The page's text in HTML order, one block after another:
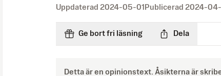
Uppdaterad 2024-05-01 Publicerad 2024-
Ge bort fri läsning Dela
Detta är en opinionstext. Åsikterna är